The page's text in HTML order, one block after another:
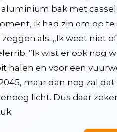
bak met
ik had zin om op
als: „Ik weet niet
”Ik wist er ook nog
halen en voor een
maar dan nog zal
licht. Dus daar